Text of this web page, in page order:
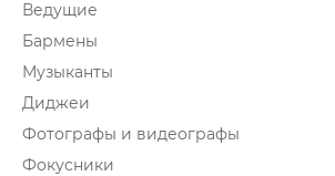
Ведущие
Бармены
Музыканты
Диджеи
Фотографы и видеографы
Фокусники